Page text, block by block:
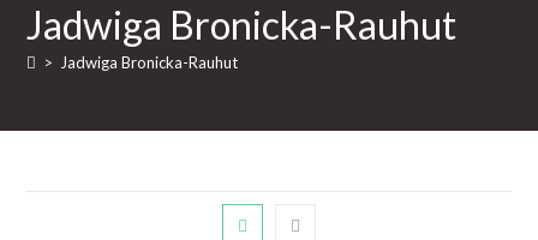
Jadwiga Bronicka-Rauhut
> Jadwiga Bronicka-Rauhut